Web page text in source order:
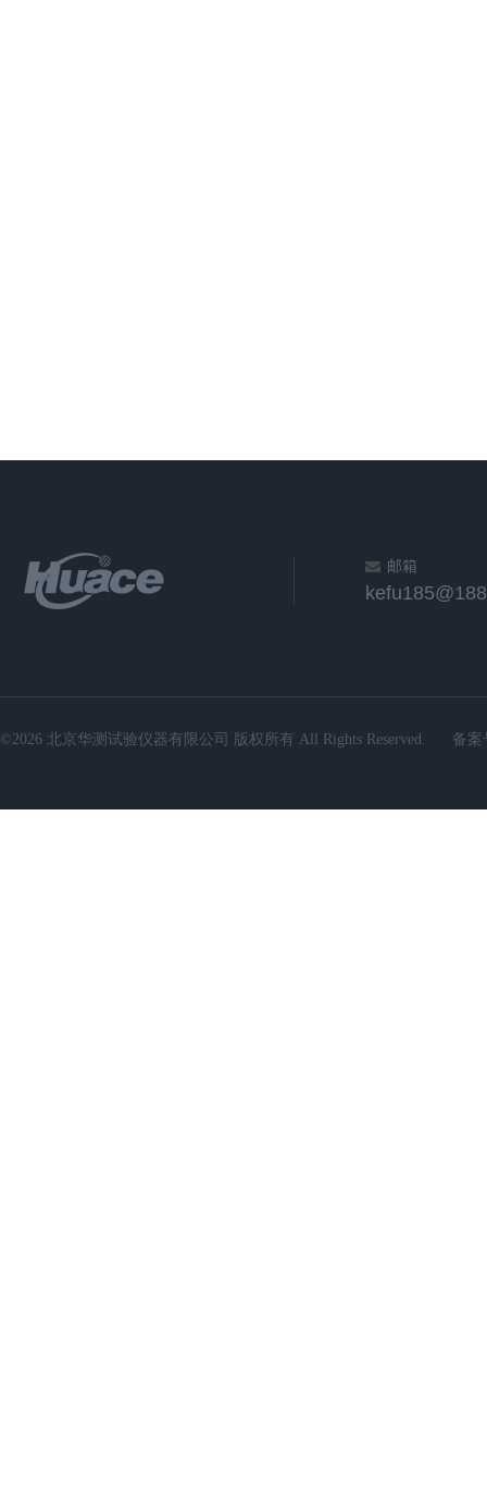
邮箱
©2026 北京华测试验仪器有限公司 版权所有 All Rights Reserved. 备案